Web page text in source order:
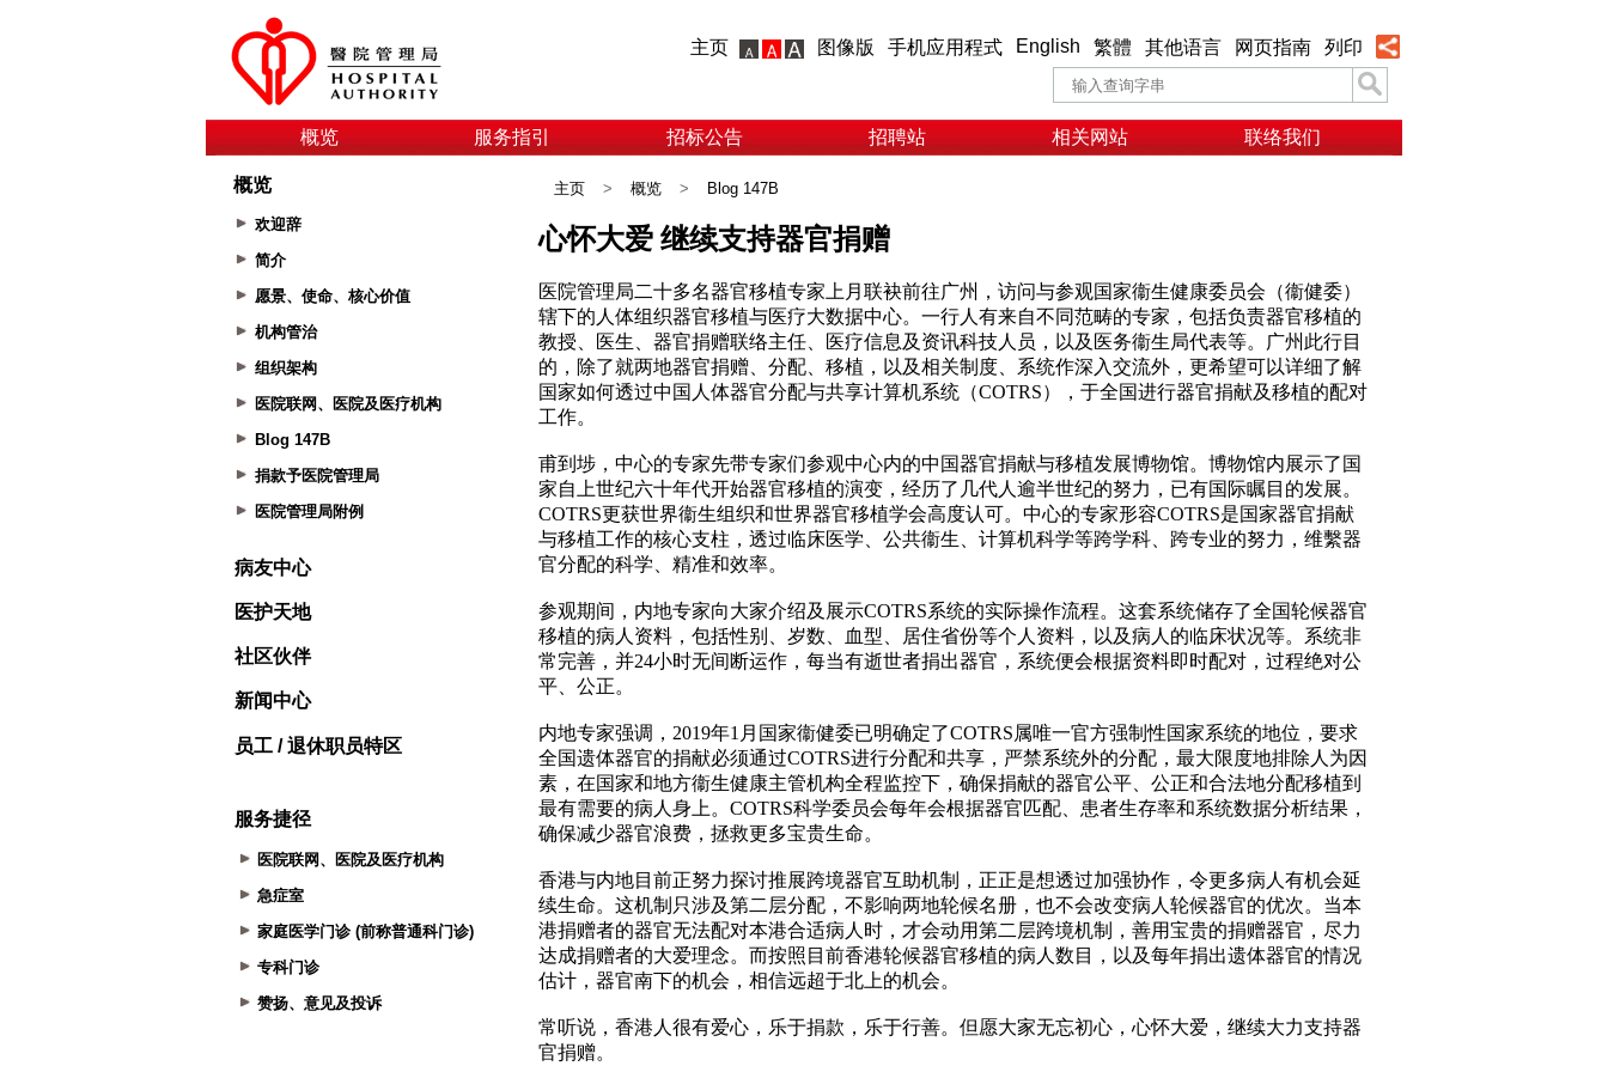
主页 图像版 手机应用程式 English 繁體 其他语言 网页指南 列印
概览 服务指引 招标公告 招聘站 相关网站 联络我们
概览
欢迎辞
简介
愿景、使命、核心价值
机构管治
组织架构
医院联网、医院及医疗机构
Blog 147B
捐款予医院管理局
医院管理局附例
病友中心
医护天地
社区伙伴
新闻中心
员工 / 退休职员特区
服务捷径
医院联网、医院及医疗机构
急症室
家庭医学门诊 (前称普通科门诊)
专科门诊
赞扬、意见及投诉
主页 > 概览 > Blog 147B